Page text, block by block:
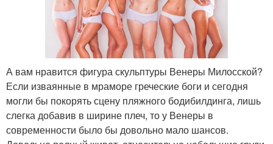
А вам нравится фигура скульптуры Венеры Милосской?
Если изваянные в мраморе греческие боги и сегодня
могли бы покорять сцену пляжного бодибилдинга, лишь
слегка добавив в ширине плеч, то у Венеры в
современности было бы довольно мало шансов.